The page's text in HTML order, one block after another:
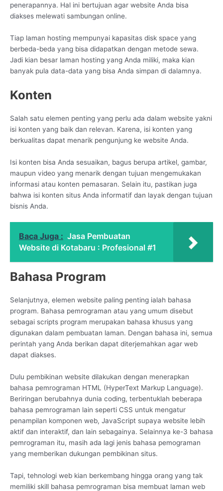
penerapannya. Hal ini bertujuan agar website Anda bisa
diakses melewati sambungan online.
Tiap laman hosting mempunyai kapasitas disk space yang
berbeda-beda yang bisa didapatkan dengan metode sewa.
Jadi kian besar laman hosting yang Anda miliki, maka kian
banyak pula data-data yang bisa Anda simpan di dalamnya.
Konten
Salah satu elemen penting yang perlu ada dalam website yakni
isi konten yang baik dan relevan. Karena, isi konten yang
berkualitas dapat menarik pengunjung ke website Anda.
Isi konten bisa Anda sesuaikan, bagus berupa artikel, gambar,
maupun video yang menarik dengan tujuan mengemukakan
informasi atau konten pemasaran. Selain itu, pastikan juga
bahwa isi konten situs Anda informatif dan layak dengan tujuan
bisnis Anda.
Baca Juga : Jasa Pembuatan
Website di Kotabaru : Profesional #1
Bahasa Program
Selanjutnya, elemen website paling penting ialah bahasa
program. Bahasa pemrograman atau yang umum disebut
sebagai scripts program merupakan bahasa khusus yang
digunakan dalam pembuatan laman. Dengan bahasa ini, semua
perintah yang Anda berikan dapat diterjemahkan agar web
dapat diakses.
Dulu pembikinan website dilakukan dengan menerapkan
bahasa pemrograman HTML (HyperText Markup Language).
Beriringan berubahnya dunia coding, terbentuklah beberapa
bahasa pemrograman lain seperti CSS untuk mengatur
penampilan komponen web, JavaScript supaya website lebih
aktif dan interaktif, dan lain sebagainya. Selainnya ke-3 bahasa
pemrograman itu, masih ada lagi jenis bahasa pemograman
yang memberikan dukungan pembikinan situs.
Tapi, tehnologi web kian berkembang hingga orang yang tak
memiliki skill bahasa pemrograman bisa membuat laman web